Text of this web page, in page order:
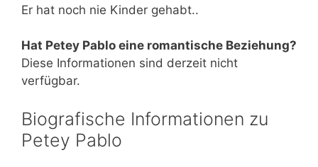
Er hat noch nie Kinder gehabt..
Hat Petey Pablo eine romantische Beziehung?
Diese Informationen sind derzeit nicht
verfügbar.
Biografische Informationen zu
Petey Pablo